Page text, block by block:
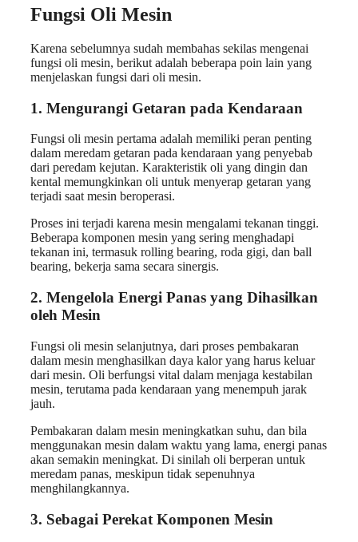
Fungsi Oli Mesin
Karena sebelumnya sudah membahas sekilas mengenai
fungsi oli mesin, berikut adalah beberapa poin lain yang
menjelaskan fungsi dari oli mesin.
1. Mengurangi Getaran pada Kendaraan
Fungsi oli mesin pertama adalah memiliki peran penting
dalam meredam getaran pada kendaraan yang penyebab
dari peredam kejutan. Karakteristik oli yang dingin dan
kental memungkinkan oli untuk menyerap getaran yang
terjadi saat mesin beroperasi.
Proses ini terjadi karena mesin mengalami tekanan tinggi.
Beberapa komponen mesin yang sering menghadapi
tekanan ini, termasuk rolling bearing, roda gigi, dan ball
bearing, bekerja sama secara sinergis.
2. Mengelola Energi Panas yang Dihasilkan
oleh Mesin
Fungsi oli mesin selanjutnya, dari proses pembakaran
dalam mesin menghasilkan daya kalor yang harus keluar
dari mesin. Oli berfungsi vital dalam menjaga kestabilan
mesin, terutama pada kendaraan yang menempuh jarak
jauh.
Pembakaran dalam mesin meningkatkan suhu, dan bila
menggunakan mesin dalam waktu yang lama, energi panas
akan semakin meningkat. Di sinilah oli berperan untuk
meredam panas, meskipun tidak sepenuhnya
menghilangkannya.
3. Sebagai Perekat Komponen Mesin